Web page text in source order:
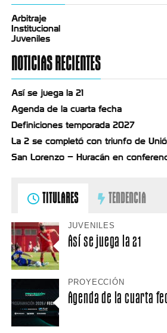
Arbitraje
Institucional
Juveniles
NOTICIAS RECIENTES
Así se juega la 21
Agenda de la cuarta fecha
Definiciones temporada 2027
La 2 se completó con triunfo de
San Lorenzo – Huracán en
TITULARES TENDENCIA
JUVENILES
Así se juega la 21
PROYECCIÓN
Agenda de la cuarta